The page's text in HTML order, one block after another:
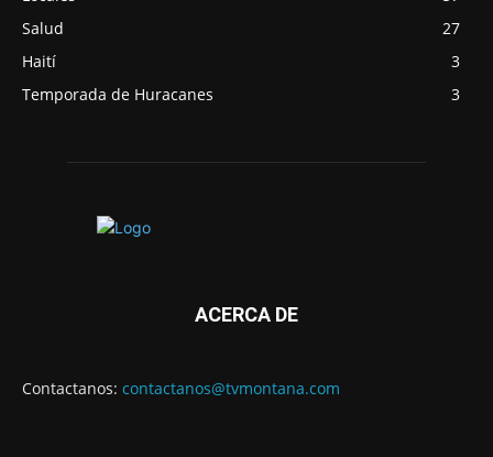
Salud
27
Haití
3
Temporada de Huracanes
3
ACERCA DE
Contactanos: contactanos@tvmontana.com